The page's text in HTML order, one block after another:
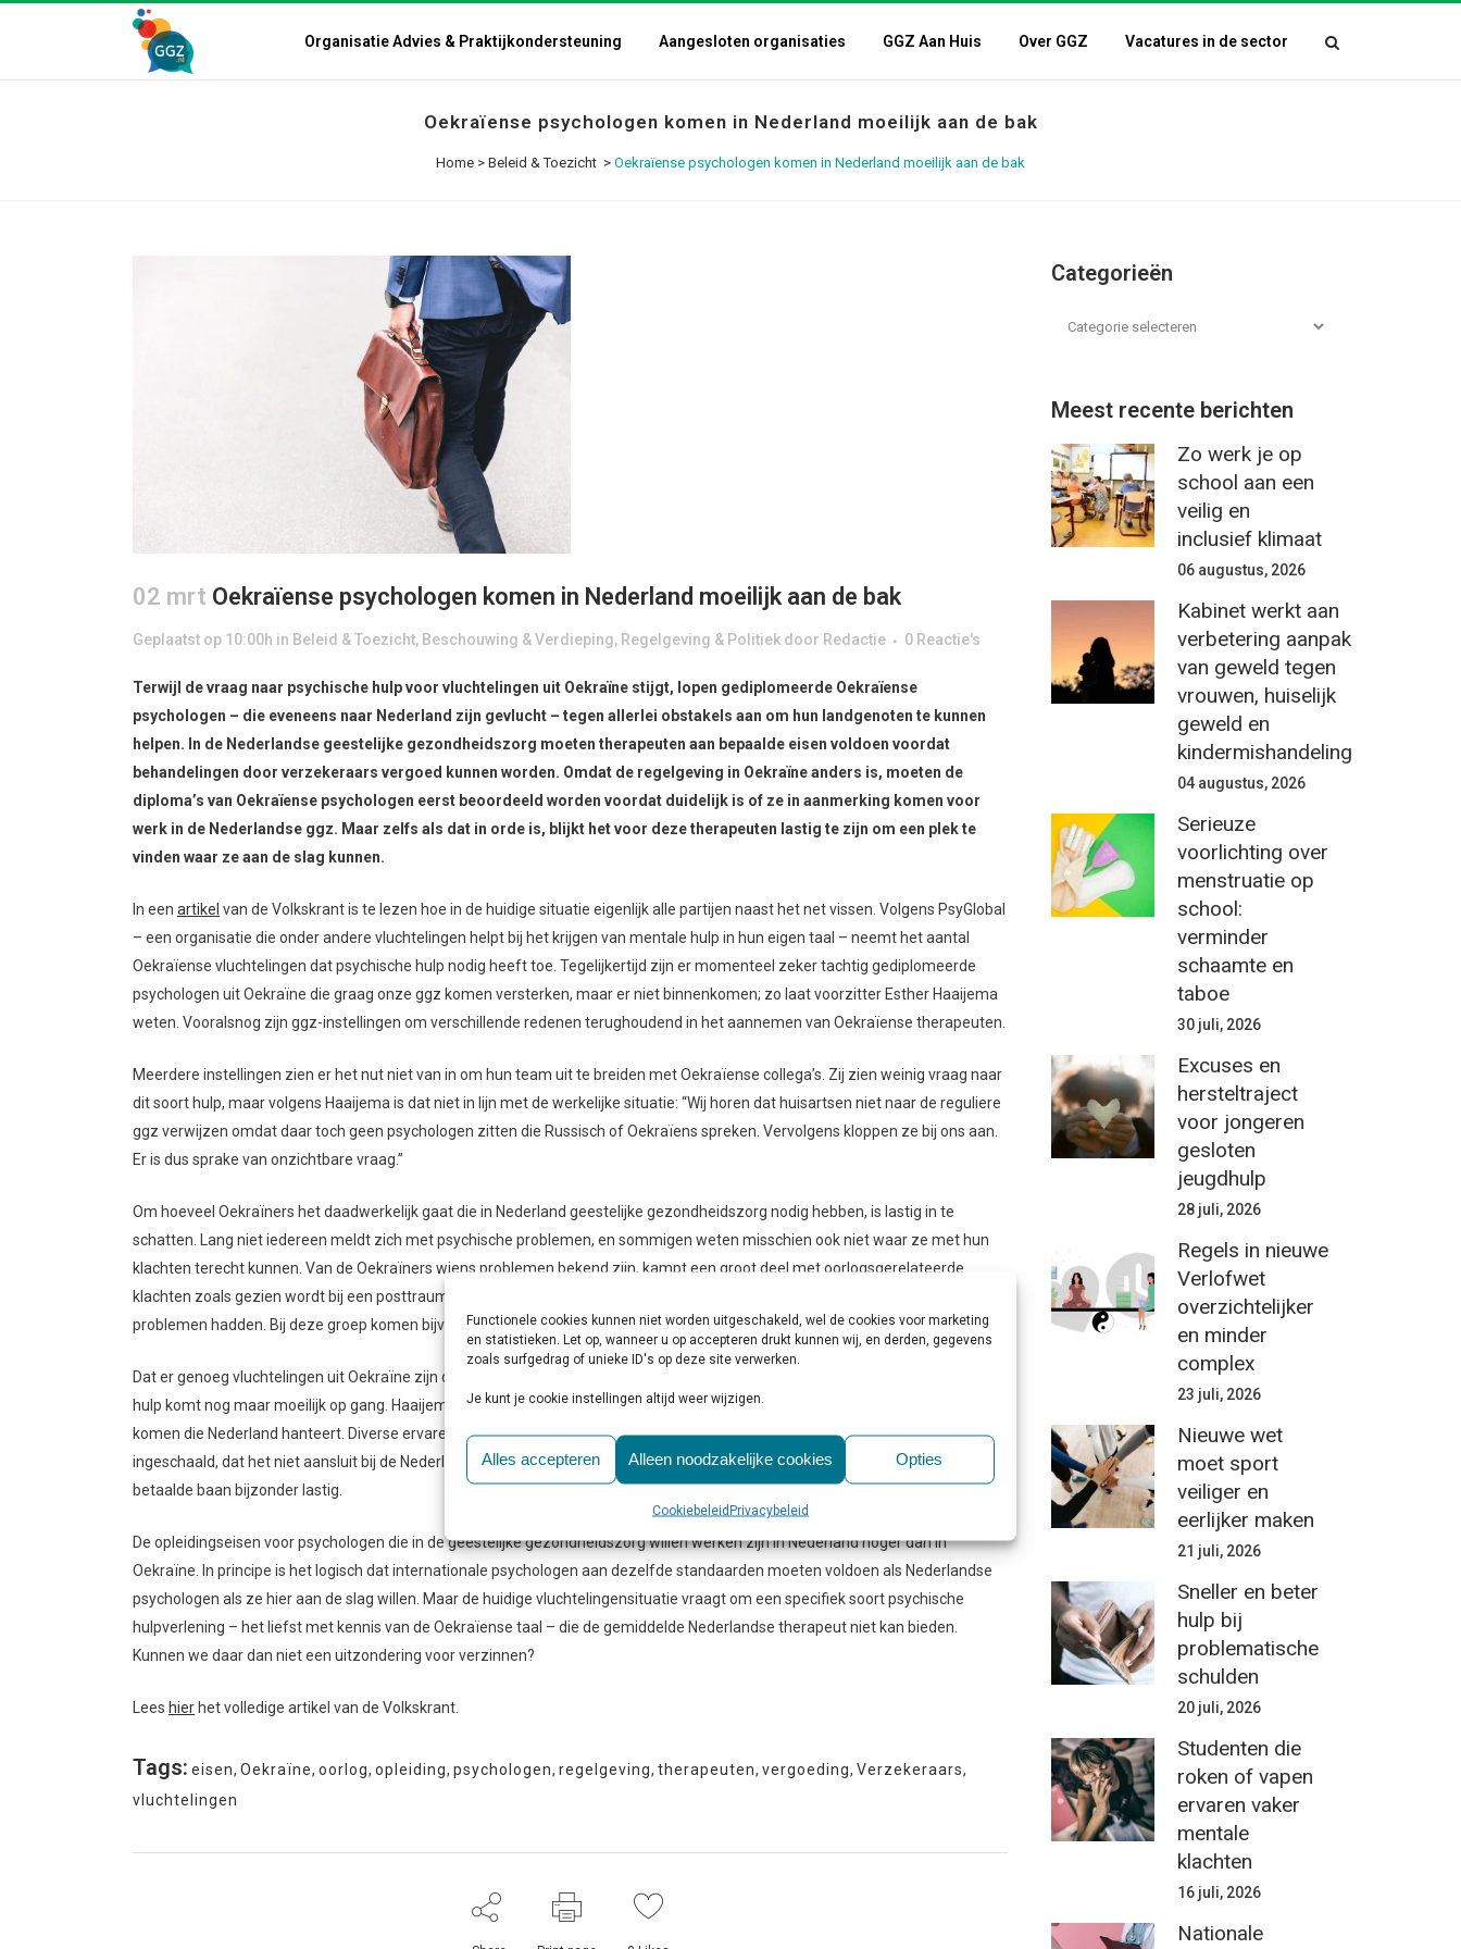
Functionele cookies kunnen niet worden uitgeschakeld, wel de cookies voor marketing
en statistieken. Let op, wanneer u op accepteren drukt kunnen wij, en derden, gegevens
zoals surfgedrag of unieke ID's op deze site verwerken.
Je kunt je cookie instellingen altijd weer wijzigen.
Alles accepteren Alleen noodzakelijke cookies Opties
CookiebeleidPrivacybeleid
Organisatie Advies & Praktijkondersteuning Aangesloten organisaties GGZ Aan Huis Over GGZ Vacatures in de sector
Oekraïense psychologen komen in Nederland moeilijk aan de bak
Home > Beleid & Toezicht > Oekraïense psychologen komen in Nederland moeilijk aan de bak
02 mrt Oekraïense psychologen komen in Nederland moeilijk aan de bak
Geplaatst op 10:00h in Beleid & Toezicht, Beschouwing & Verdieping, Regelgeving & Politiek door Redactie 0 Reactie's
Terwijl de vraag naar psychische hulp voor vluchtelingen uit Oekraïne stijgt, lopen gediplomeerde Oekraïense
psychologen – die eveneens naar Nederland zijn gevlucht – tegen allerlei obstakels aan om hun landgenoten te kunnen
helpen. In de Nederlandse geestelijke gezondheidszorg moeten therapeuten aan bepaalde eisen voldoen voordat
behandelingen door verzekeraars vergoed kunnen worden. Omdat de regelgeving in Oekraïne anders is, moeten de
diploma’s van Oekraïense psychologen eerst beoordeeld worden voordat duidelijk is of ze in aanmerking komen voor
werk in de Nederlandse ggz. Maar zelfs als dat in orde is, blijkt het voor deze therapeuten lastig te zijn om een plek te
vinden waar ze aan de slag kunnen.
In een artikel van de Volkskrant is te lezen hoe in de huidige situatie eigenlijk alle partijen naast het net vissen. Volgens PsyGlobal
– een organisatie die onder andere vluchtelingen helpt bij het krijgen van mentale hulp in hun eigen taal – neemt het aantal
Oekraïense vluchtelingen dat psychische hulp nodig heeft toe. Tegelijkertijd zijn er momenteel zeker tachtig gediplomeerde
psychologen uit Oekraïne die graag onze ggz komen versterken, maar er niet binnenkomen; zo laat voorzitter Esther Haaijema
weten. Vooralsnog zijn ggz-instellingen om verschillende redenen terughoudend in het aannemen van Oekraïense therapeuten.
Meerdere instellingen zien er het nut niet van in om hun team uit te breiden met Oekraïense collega’s. Zij zien weinig vraag naar
dit soort hulp, maar volgens Haaijema is dat niet in lijn met de werkelijke situatie: “Wij horen dat huisartsen niet naar de reguliere
ggz verwijzen omdat daar toch geen psychologen zitten die Russisch of Oekraïens spreken. Vervolgens kloppen ze bij ons aan.
Er is dus sprake van onzichtbare vraag.”
Om hoeveel Oekraïners het daadwerkelijk gaat die in Nederland geestelijke gezondheidszorg nodig hebben, is lastig in te
schatten. Lang niet iedereen meldt zich met psychische problemen, en sommigen weten misschien ook niet waar ze met hun
klachten terecht kunnen. Van de Oekraïners wiens problemen bekend zijn, kampt een groot deel met oorlogsgerelateerde
klachten zoals gezien wordt bij een posttraumatische stressstoornis. Daarnaast zijn er mensen die al voor de oorlog mentale
problemen hadden. Bij deze groep komen bijvoorbeeld depressies en verslavingen regelmatig voor.
Dat er genoeg vluchtelingen uit Oekraïne zijn die psychische hulp nodig hebben lijkt dus wel duidelijk, maar het aanbod van die
hulp komt nog maar moeilijk op gang. Haaijema geeft aan dat veel Oekraïense therapeuten niet door de strenge screening heen
komen die Nederland hanteert. Diverse ervaren psychologen worden bij de vertaling en waardering van hun diploma zo laag
ingeschaald, dat het niet aansluit bij de Nederlandse regelgeving voor vergoedingen in de ggz. En dat maakt het vinden van een
betaalde baan bijzonder lastig.
De opleidingseisen voor psychologen die in de geestelijke gezondheidszorg willen werken zijn in Nederland hoger dan in
Oekraïne. In principe is het logisch dat internationale psychologen aan dezelfde standaarden moeten voldoen als Nederlandse
psychologen als ze hier aan de slag willen. Maar de huidige vluchtelingensituatie vraagt om een specifiek soort psychische
hulpverlening – het liefst met kennis van de Oekraïense taal – die de gemiddelde Nederlandse therapeut niet kan bieden.
Kunnen we daar dan niet een uitzondering voor verzinnen?
Lees hier het volledige artikel van de Volkskrant.
Tags: eisen, Oekraïne, oorlog, opleiding, psychologen, regelgeving, therapeuten, vergoeding, Verzekeraars,
vluchtelingen
Categorieën
Meest recente berichten
Zo werk je op
school aan een
veilig en
inclusief klimaat
06 augustus, 2026
Kabinet werkt aan
verbetering aanpak
van geweld tegen
vrouwen, huiselijk
geweld en
kindermishandeling
04 augustus, 2026
Serieuze
voorlichting over
menstruatie op
school:
verminder
schaamte en
taboe
30 juli, 2026
Excuses en
hersteltraject
voor jongeren
gesloten
jeugdhulp
28 juli, 2026
Regels in nieuwe
Verlofwet
overzichtelijker
en minder
complex
23 juli, 2026
Nieuwe wet
moet sport
veiliger en
eerlijker maken
21 juli, 2026
Sneller en beter
hulp bij
problematische
schulden
20 juli, 2026
Studenten die
roken of vapen
ervaren vaker
mentale
klachten
16 juli, 2026
Nationale